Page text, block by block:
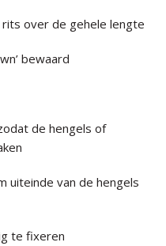
over de gehele lengte
bewaard
de hengels of
uiteinde van de hengels
te fixeren